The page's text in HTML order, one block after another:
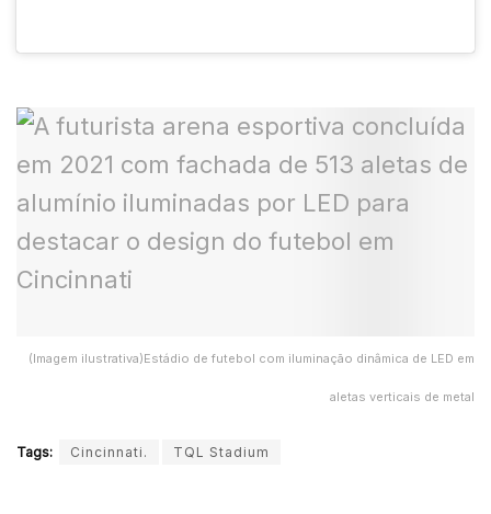
(Imagem ilustrativa)Estádio de futebol com iluminação dinâmica de LED em
aletas verticais de metal
Tags: Cincinnati. TQL Stadium